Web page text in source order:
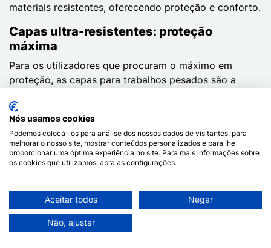
materiais resistentes, oferecendo proteção e conforto.
Capas ultra-resistentes: proteção
máxima
Para os utilizadores que procuram o máximo em
proteção, as capas para trabalhos pesados são a
condições mais extremas, são frequentemente
fabricadas com materiais reforçados, como
policarbonato ou TPU de qualidade militar. Estas
capas protegem não só contra choques violentos, mas
também contra poeira, água e outros elementos que
Capas personalizadas: tão únicas como
Nós usamos cookies
Podemos colocá-los para análise dos nossos dados de visitantes, para
melhorar o nosso site, mostrar conteúdos personalizados e para lhe
proporcionar uma óptima experiência no site. Para mais informações sobre
os cookies que utilizamos, abra as configurações.
Aceitar todos Negar
Não, ajustar